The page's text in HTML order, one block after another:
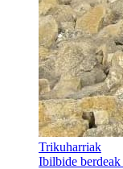
Trikuharriak
Ibilbide berdeak